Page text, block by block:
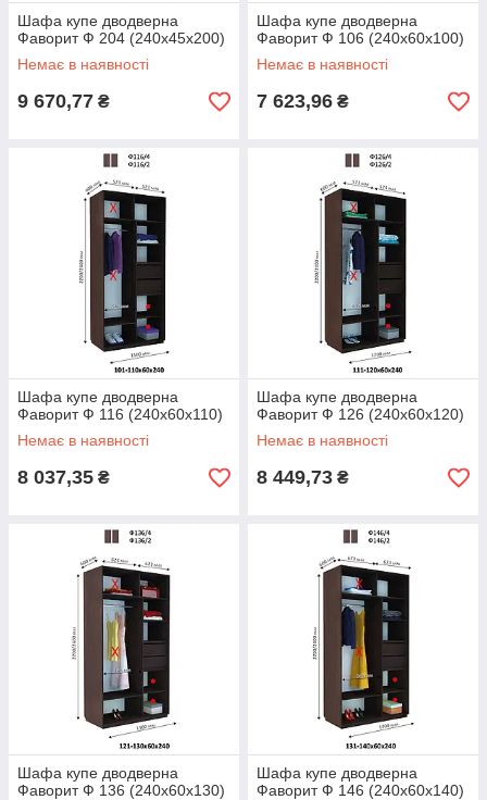
Шафа купе дводверна
Фаворит Ф 204 (240х45х200)
Немає в наявності
9 670,77 ₴
Шафа купе дводверна
Фаворит Ф 106 (240х60х100)
Немає в наявності
7 623,96 ₴
Шафа купе дводверна
Фаворит Ф 116 (240х60х110)
Немає в наявності
8 037,35 ₴
Шафа купе дводверна
Фаворит Ф 126 (240х60х120)
Немає в наявності
8 449,73 ₴
Шафа купе дводверна
Фаворит Ф 136 (240х60х130)
Шафа купе дводверна
Фаворит Ф 146 (240х60х140)